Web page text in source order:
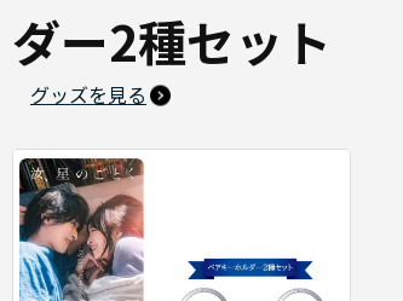
ダー2種セット
グッズを見る